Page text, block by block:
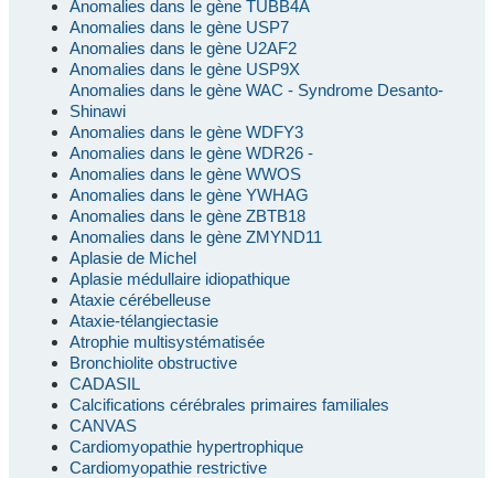
Anomalies dans le gène TUBB4A
Anomalies dans le gène USP7
Anomalies dans le gène U2AF2
Anomalies dans le gène USP9X
Anomalies dans le gène WAC - Syndrome Desanto-
Shinawi
Anomalies dans le gène WDFY3
Anomalies dans le gène WDR26 -
Anomalies dans le gène WWOS
Anomalies dans le gène YWHAG
Anomalies dans le gène ZBTB18
Anomalies dans le gène ZMYND11
Aplasie de Michel
Aplasie médullaire idiopathique
Ataxie cérébelleuse
Ataxie-télangiectasie
Atrophie multisystématisée
Bronchiolite obstructive
CADASIL
Calcifications cérébrales primaires familiales
CANVAS
Cardiomyopathie hypertrophique
Cardiomyopathie restrictive